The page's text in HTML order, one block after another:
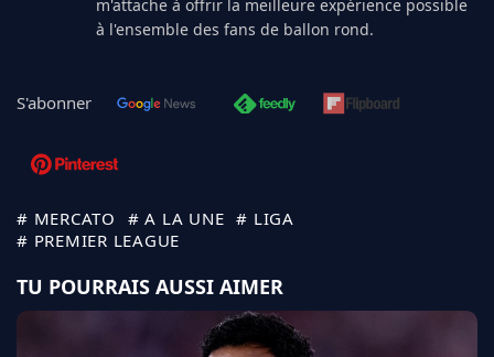
m'attache à offrir la meilleure expérience possible
à l'ensemble des fans de ballon rond.
S'abonner
# MERCATO # A LA UNE # LIGA
# PREMIER LEAGUE
TU POURRAIS AUSSI AIMER